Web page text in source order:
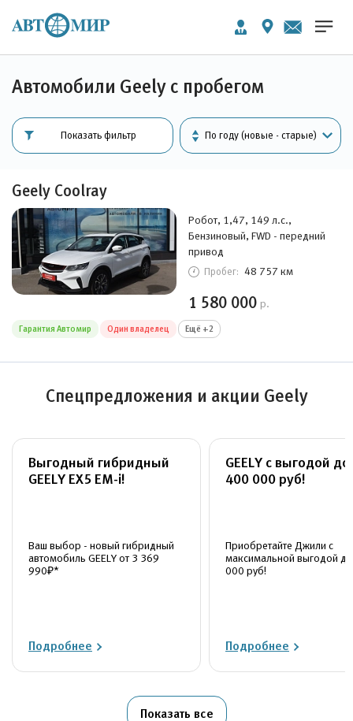
Автомобили Geely с пробегом
Показать фильтр
Geely Coolray
Робот, 1,47, 149 л.с.,
Бензиновый, FWD - передний
привод
Пробег: 48 757 км
1 580 000 р.
Гарантия Автомир Один владелец Ещё +2
Спецпредложения и акции Geely
Выгодный гибридный
GEELY EX5 EM-i!
Ваш выбор - новый гибридный
автомобиль GEELY от 3 369
990₽*
Подробнее
GEELY с выгодой до
400 000 руб!
Приобретайте Джили с
максимальной выгодой
000 руб!
Подробнее
Показать все